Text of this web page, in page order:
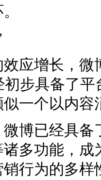
应增长，
初步具备了
一个以内容
博已经具
多功能，
行为的多